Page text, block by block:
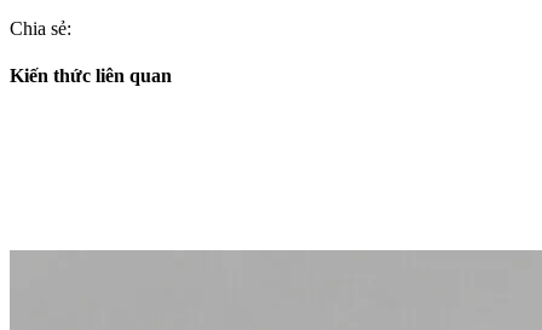
Chia sẻ:
Kiến thức liên quan